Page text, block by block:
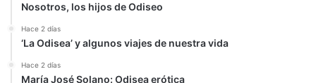
Nosotros, los hijos de Odiseo
Hace 2 días
‘La Odisea’ y algunos viajes de nuestra vida
Hace 2 días
María José Solano: Odisea erótica